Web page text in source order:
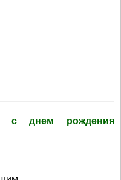
с днем рождения